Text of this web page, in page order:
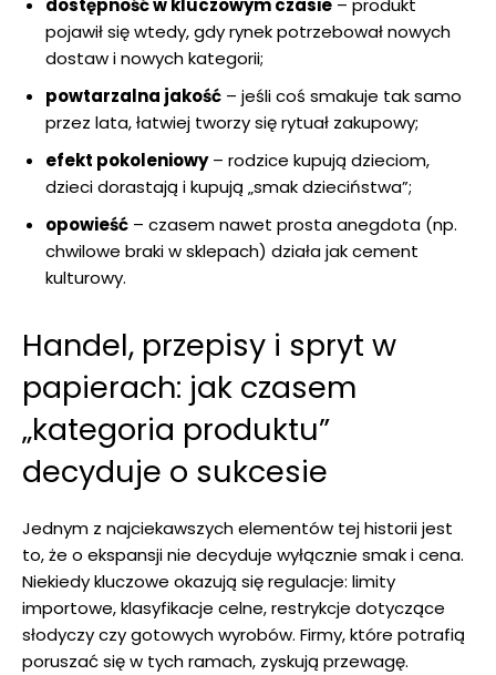
dostępność w kluczowym czasie – produkt
pojawił się wtedy, gdy rynek potrzebował nowych
dostaw i nowych kategorii;
powtarzalna jakość – jeśli coś smakuje tak samo
przez lata, łatwiej tworzy się rytuał zakupowy;
efekt pokoleniowy– rodzice kupują dzieciom,
dzieci dorastają i kupują „smak dzieciństwa”;
opowieść – czasem nawet prosta anegdota (np.
chwilowe braki w sklepach) działa jak cement
kulturowy.
Handel, przepisy i spryt w
papierach: jak czasem
„kategoria produktu”
decyduje o sukcesie
Jednym z najciekawszych elementów tej historii jest
to, że o ekspansji nie decyduje wyłącznie smak i cena.
Niekiedy kluczowe okazują się regulacje: limity
importowe, klasyfikacje celne, restrykcje dotyczące
słodyczy czy gotowych wyrobów. Firmy, które potrafią
poruszać się w tych ramach, zyskują przewagę.